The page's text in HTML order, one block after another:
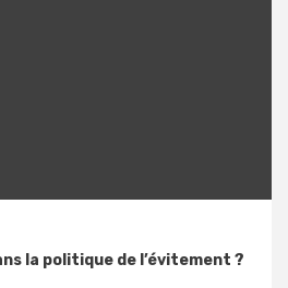
la politique de l’évitement ?